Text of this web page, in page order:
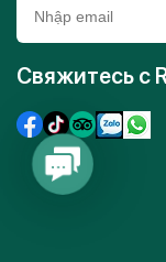
Свяжитесь с
Contact
Us